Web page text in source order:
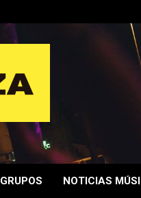
GRUPOS NOTICIAS